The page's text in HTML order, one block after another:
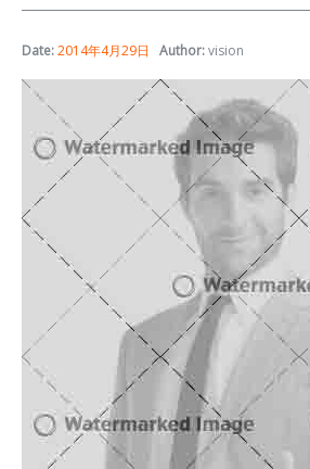
Date:2014年4月29日 Author:vision